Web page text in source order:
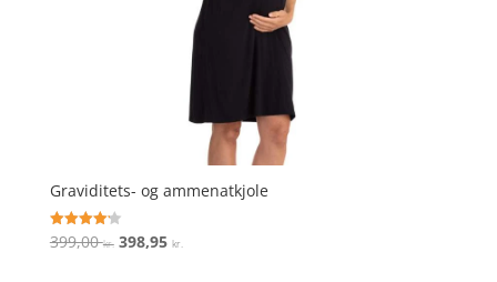
Graviditets- og ammenatkjole
Vurderet
4.2
399,00kr. Den
398,95 kr.